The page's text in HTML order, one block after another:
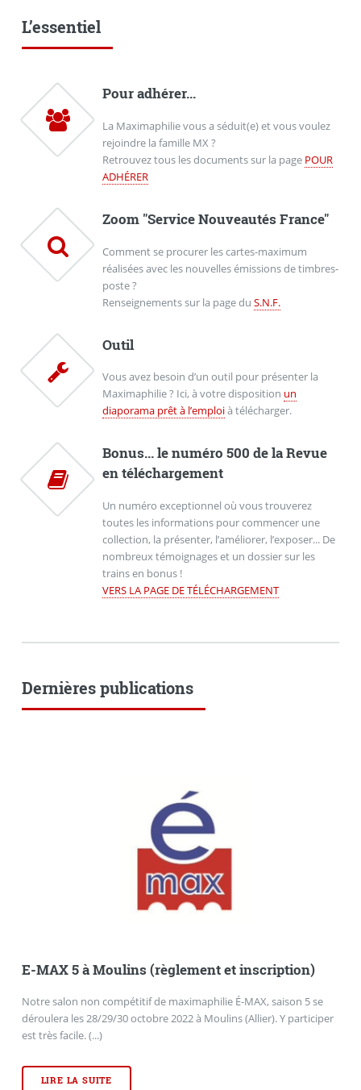
L’essentiel
Pour adhérer...
La Maximaphilie vous a séduit(e) et vous voulez
rejoindre la famille MX ?
Retrouvez tous les documents sur la page POUR
ADHÉRER
Zoom "Service Nouveautés France"
Comment se procurer les cartes-maximum
réalisées avec les nouvelles émissions de timbres-
poste ?
Renseignements sur la page du S.N.F.
Outil
Vous avez besoin d’un outil pour présenter la
Maximaphilie ? Ici, à votre disposition un
diaporama prêt à l’emploià télécharger.
Bonus... le numéro 500 de la Revue
en téléchargement
Un numéro exceptionnel où vous trouverez
toutes les informations pour commencer une
collection, la présenter, l’améliorer, l’exposer... De
nombreux témoignages et un dossier sur les
trains en bonus !
VERS LA PAGE DE TÉLÉCHARGEMENT
Dernières publications
E-MAX 5 à Moulins (règlement et inscription)
Notre salon non compétitif de maximaphilie É-MAX, saison 5 se
déroulera les 28/29/30 octobre 2022 à Moulins (Allier). Y participer
est très facile. (...)
LIRE LA SUITE